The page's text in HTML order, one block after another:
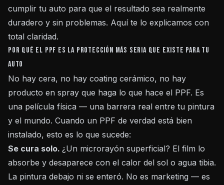
cumplir tu auto para que el resultado sea realmente
duradero y sin problemas. Aquí te lo explicamos con
total claridad.
Por qué el PPF es la protección más seria que existe para tu
auto
No hay cera, no hay coating cerámico, no hay
producto en spray que haga lo que hace el PPF. Es
una película física — una barrera real entre tu pintura
y el mundo. Cuando un PPF de verdad está bien
instalado, esto es lo que sucede:
Se cura solo. ¿Un microrayón superficial? El film lo
absorbe y desaparece con el calor del sol o agua tibia.
La pintura debajo ni se enteró. No es marketing — es